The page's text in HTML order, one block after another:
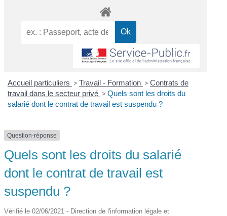
Accueil particuliers > Travail - Formation > Contrats de
travail dans le secteur privé > Quels sont les droits du
salarié dont le contrat de travail est suspendu ?
Question-réponse
Quels sont les droits du salarié
dont le contrat de travail est
suspendu ?
Vérifié le 02/06/2021 - Direction de l'information légale et